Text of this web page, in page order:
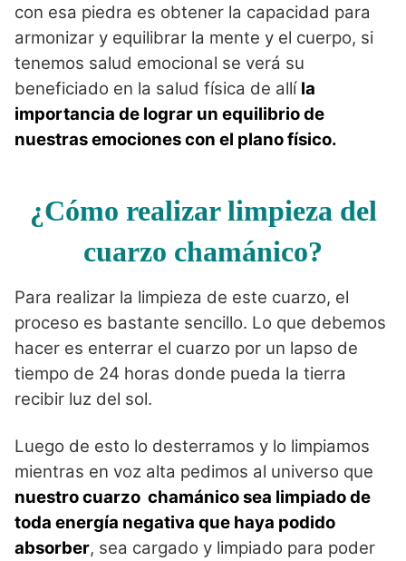
con esa piedra es obtener la capacidad para
armonizar y equilibrar la mente y el cuerpo, si
tenemos salud emocional se verá su
beneficiado en la salud física de allí la
importancia de lograr un equilibrio de
nuestras emociones con el plano físico.
¿Cómo realizar limpieza del
cuarzo chamánico?
Para realizar la limpieza de este cuarzo, el
proceso es bastante sencillo. Lo que debemos
hacer es enterrar el cuarzo por un lapso de
tiempo de 24 horas donde pueda la tierra
recibir luz del sol.
Luego de esto lo desterramos y lo limpiamos
mientras en voz alta pedimos al universo que
nuestro cuarzo chamánico sea limpiado de
toda energía negativa que haya podido
absorber, sea cargado y limpiado para poder